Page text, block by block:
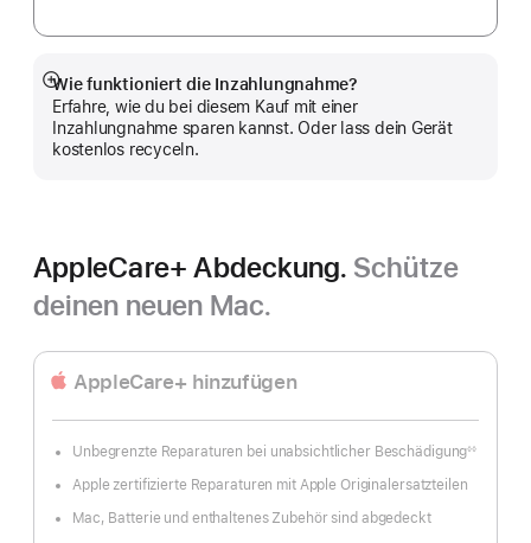
Wie funktioniert die Inzahlungnahme?
Erfahre, wie du bei diesem Kauf mit einer
Inzahlungnahme sparen kannst. Oder lass dein Gerät
kostenlos recyceln.
Mehr
anzeigen
AppleCare+ Abdeckung. Schütze
deinen neuen Mac.
AppleCare+ hinzufügen
Unbegrenzte Reparaturen bei unabsichtlicher Beschädigung◊◊
Apple zertifizierte Reparaturen mit Apple Originalersatzteilen
Mac, Batterie und enthaltenes Zubehör sind abgedeckt